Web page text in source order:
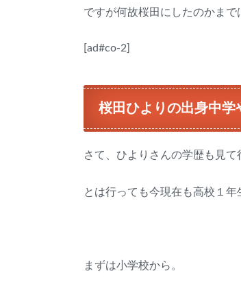
ですが何故桜田にしたのかまで
[ad#co-2]
桜田ひよりの出身中学
さて、ひよりさんの学歴も見て
とは行っても今現在も高校１
まずは小学校から。